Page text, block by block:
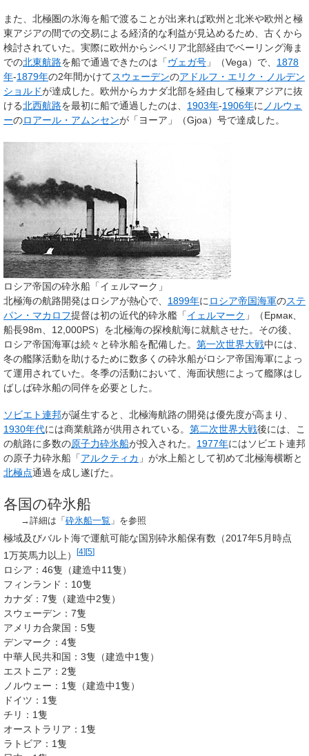
また、北極圏の氷海を船で渡ることが出来れば欧州と北米や欧州と極
東アジアの間での交易による経済的な利益が見込めるため、古くから
検討されていた。実際に欧州からシベリア北部経由でベーリング海ま
での北東航路を船で通過できたのは「ヴェガ号 」（Vega）で、 1878
年-1879年の2年間かけてスウェーデンのアドルフ・エリク・ノルデン
ショルドが達成した。欧州からカナダ北部を経由して極東アジアに抜
ける北西航路を最初に船で通過したのは、 1903年-1906年に ノルウェ
ーのロアール・アムンセンが「ヨーア」（Gjoa）号で達成した。
ロシア帝国の砕氷船「イェルマーク」
北極海の航路開発はロシアが熱心で、 1899年に ロシア帝国海軍のステ
パン・マカロフ提督は初の近代的砕氷艦「イェルマーク 」（Ермак
船長98m、12,000PS）を北極海の探検航海に就航させた。その後、
ロシア帝国海軍は続々と砕氷船を配備した。 第一次世界大戦中には、
冬の艦隊活動を助けるために数多くの砕氷船がロシア帝国海軍によっ
て運用されていた。冬季の活動において、海面状態によって艦隊はし
ばしば砕氷船の同伴を必要とした。
ソビエト連邦が誕生すると、北極海航路の開発は優先度が高まり、
1930年代には商業航路が供用されている。 第二次世界大戦後には、こ
の航路に多数の原子力砕氷船が投入された。 1977年にはソビエト連邦
の原子力砕氷船「アルクティカ 」が水上船として初めて北極海横断と
北極点通過を成し遂げた。
各国の砕氷船
→詳細は「砕氷船一覧 」を参照
極域及びバルト海で運航可能な国別砕氷船保有数（2017年5月時点
1万英馬力以上）
[4][5]
ロシア：46隻（建造中11隻）
フィンランド：10隻
カナダ：7隻（建造中2隻）
スウェーデン：7隻
アメリカ合衆国：5隻
デンマーク：4隻
中華人民共和国：3隻（建造中1隻）
エストニア：2隻
ノルウェー：1隻（建造中1隻）
ドイツ：1隻
チリ：1隻
オーストラリア：1隻
ラトビア：1隻